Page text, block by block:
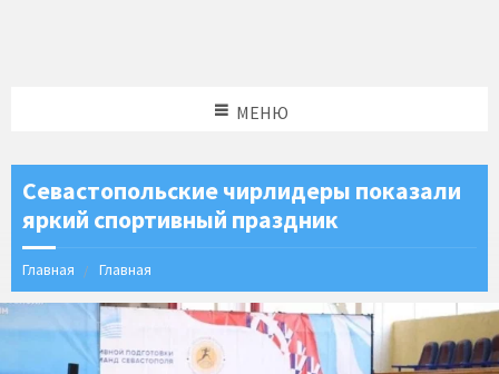
МЕНЮ
Севастопольские чирлидеры показали
яркий спортивный праздник
Главная Главная